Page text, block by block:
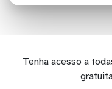
Tenha acesso a